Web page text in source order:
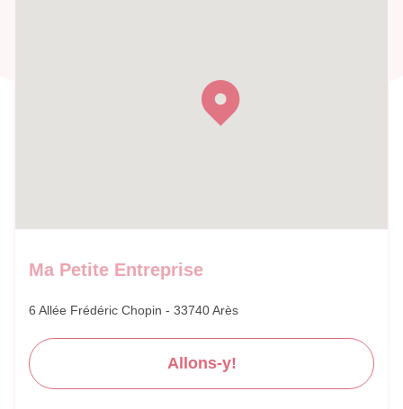
Ma Petite Entreprise
6 Allée Frédéric Chopin - 33740 Arès
Allons-y!